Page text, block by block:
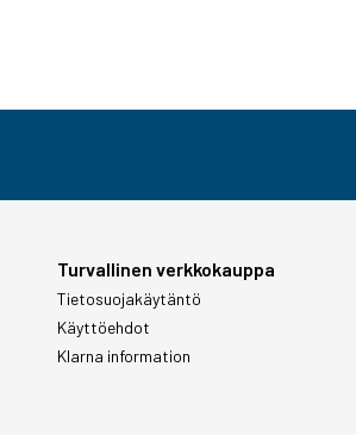
Turvallinen verkkokauppa
Tietosuojakäytäntö
Käyttöehdot
Klarna information